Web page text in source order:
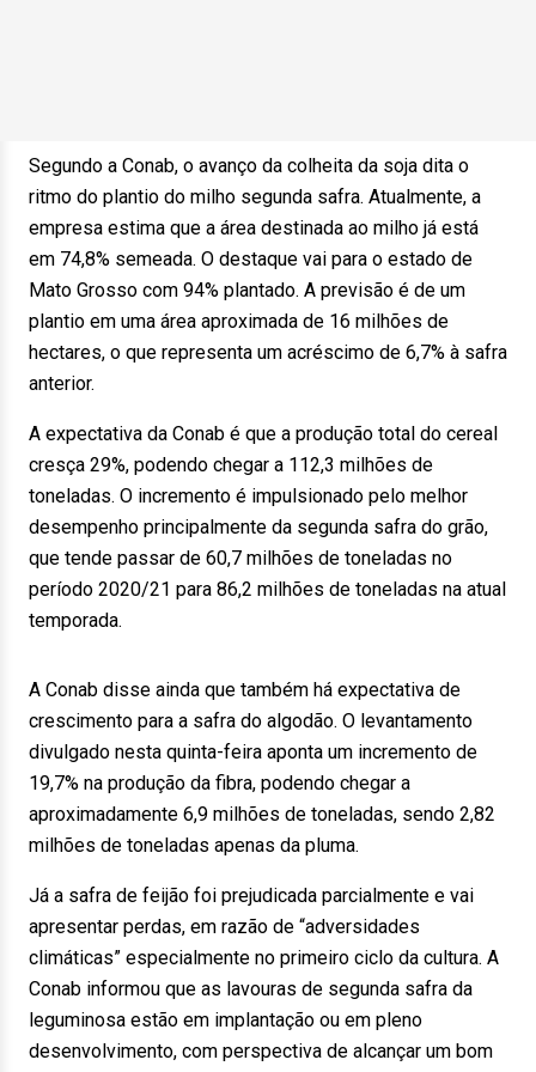
Segundo a Conab, o avanço da colheita da soja dita o
ritmo do plantio do milho segunda safra. Atualmente, a
empresa estima que a área destinada ao milho já está
em 74,8% semeada. O destaque vai para o estado de
Mato Grosso com 94% plantado. A previsão é de um
plantio em uma área aproximada de 16 milhões de
hectares, o que representa um acréscimo de 6,7% à safra
anterior.
A expectativa da Conab é que a produção total do cereal
cresça 29%, podendo chegar a 112,3 milhões de
toneladas. O incremento é impulsionado pelo melhor
desempenho principalmente da segunda safra do grão,
que tende passar de 60,7 milhões de toneladas no
período 2020/21 para 86,2 milhões de toneladas na atual
temporada.
A Conab disse ainda que também há expectativa de
crescimento para a safra do algodão. O levantamento
divulgado nesta quinta-feira aponta um incremento de
19,7% na produção da fibra, podendo chegar a
aproximadamente 6,9 milhões de toneladas, sendo 2,82
milhões de toneladas apenas da pluma.
Já a safra de feijão foi prejudicada parcialmente e vai
apresentar perdas, em razão de “adversidades
climáticas” especialmente no primeiro ciclo da cultura. A
Conab informou que as lavouras de segunda safra da
leguminosa estão em implantação ou em pleno
desenvolvimento, com perspectiva de alcançar um bom